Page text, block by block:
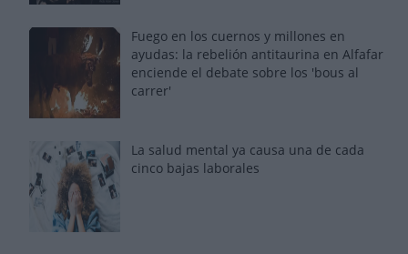
Fuego en los cuernos y millones en
ayudas: la rebelión antitaurina en Alfafar
enciende el debate sobre los 'bous al
carrer'
La salud mental ya causa una de cada
cinco bajas laborales